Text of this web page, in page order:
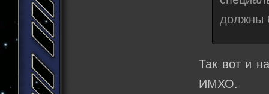
должны
Так вот и
ИМХО.